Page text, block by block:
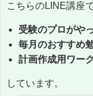
こちらのLINE講座
受験のプロがや
毎月のおすすめ
計画作成用ワー
しています。